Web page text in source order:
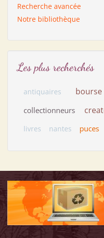
Recherche avancée
Notre bibliothèque
Les plus recherchés
antiquaires bourse
collectionneurs
livres nantes puces